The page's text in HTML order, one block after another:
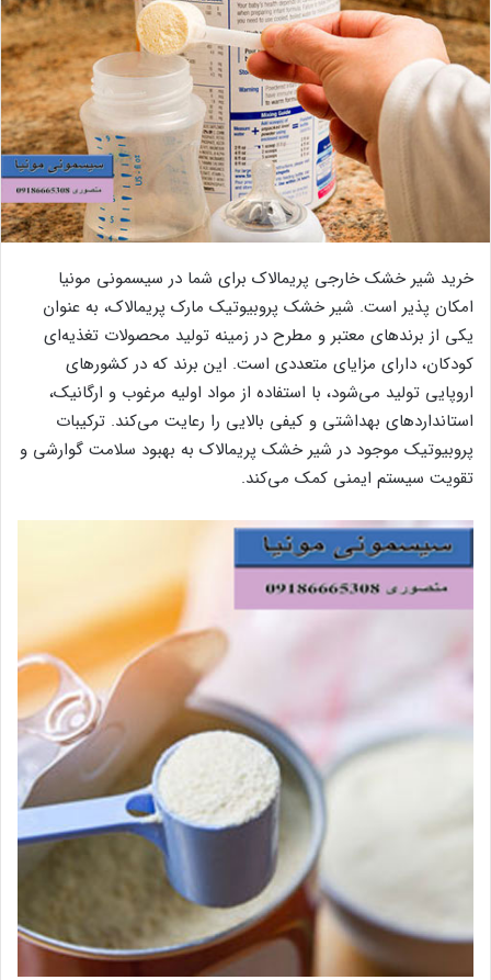
خرید شیر خشک خارجی پریمالاک برای شما در سیسمونی مونیا
امکان پذیر است. شیر خشک پروبیوتیک مارک پریمالاک، به عنوان
یکی از برندهای معتبر و مطرح در زمینه تولید محصولات تغذیه‌ای
کودکان، دارای مزایای متعددی است. این برند که در کشورهای
اروپایی تولید می‌شود، با استفاده از مواد اولیه مرغوب و ارگانیک،
استانداردهای بهداشتی و کیفی بالایی را رعایت می‌کند. ترکیبات
پروبیوتیک موجود در شیر خشک پریمالاک به بهبود سلامت گوارشی و
تقویت سیستم ایمنی کمک می‌کند.